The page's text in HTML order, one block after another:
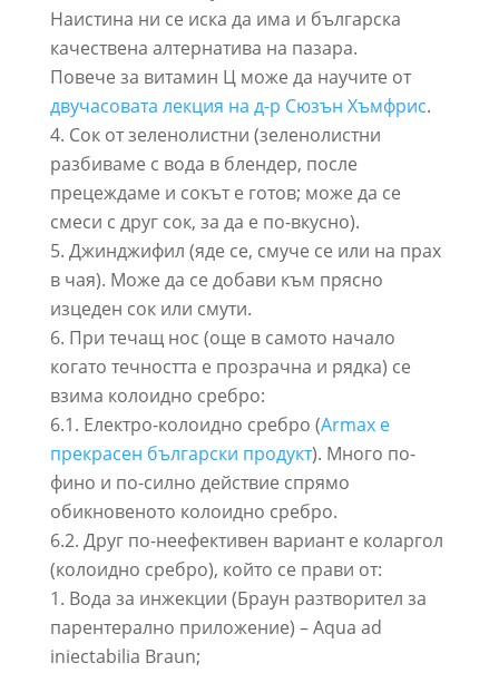
Наистина ни се иска да има и българска
качествена алтернатива на пазара.
Повече за витамин Ц може да научите от
двучасовата лекция на д-р Сюзън Хъмфрис.
Сок от зеленолистни (зеленолистни
разбиваме с вода в блендер, после
прецеждаме и сокът е готов; може да се
смеси с друг сок, за да е по-вкусно).
Джинджифил (яде се, смуче се или на прах
в чая). Може да се добави към прясно
изцеден сок или смути.
При течащ нос (още в самото начало
когато течността е прозрачна и рядка) се
взима колоидно сребро:
6.1. Електро-колоидно сребро (Armax е
прекрасен български продукт). Много по-
фино и по-силно действие спрямо
обикновеното колоидно сребро.
6.2. Друг по-неефективен вариант е коларгол
(колоидно сребро), който се прави от:
1. Вода за инжекции (Браун разтворител за
парентерално приложение) – Aqua ad
iniectabilia Braun;